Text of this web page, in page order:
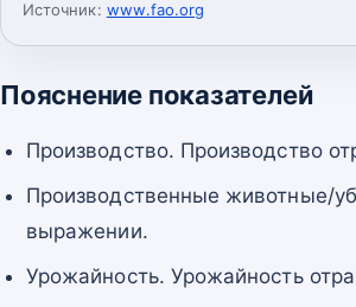
Источник: www.fao.org
Пояснение показателей
Производство. Производство
Производственные животные/
выражении.
Урожайность. Урожайность